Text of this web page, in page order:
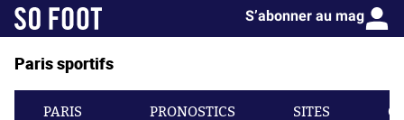
S’abonner au mag
Paris sportifs
PARIS
PRONOSTICS SITES